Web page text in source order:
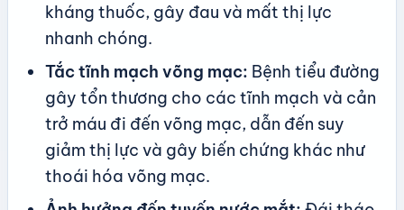
kháng thuốc, gây đau và mất thị lực
nhanh chóng.
Tắc tĩnh mạch võng mạc: Bệnh tiểu đường
gây tổn thương cho các tĩnh mạch và cản
trở máu đi đến võng mạc, dẫn đến suy
giảm thị lực và gây biến chứng khác như
thoái hóa võng mạc.